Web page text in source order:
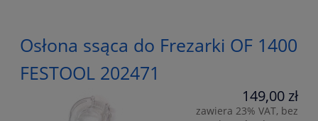
Osłona ssąca do Frezarki OF 1400
FESTOOL 202471
149,00 zł
zawiera 23% VAT, bez